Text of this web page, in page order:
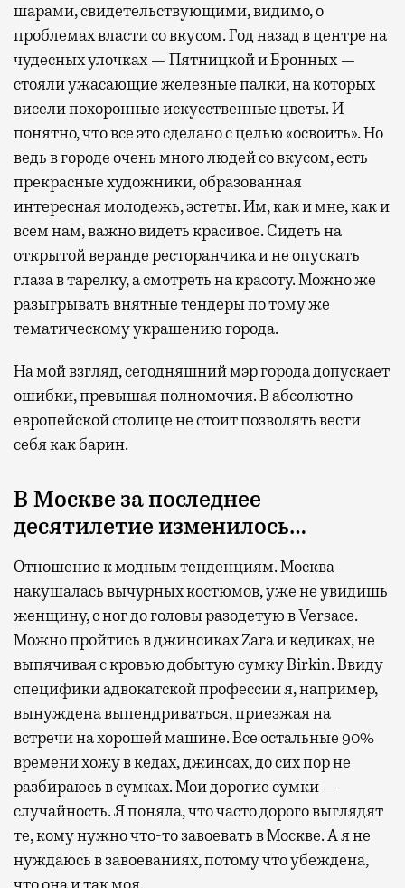
шарами, свидетельствующими, видимо, о
проблемах власти со вкусом. Год назад в центре на
чудесных улочках — Пятницкой и Бронных —
стояли ужасающие железные палки, на которых
висели похоронные искусственные цветы. И
понятно, что все это сделано с целью «освоить». Но
ведь в городе очень много людей со вкусом, есть
прекрасные художники, образованная
интересная молодежь, эстеты. Им, как и мне, как и
всем нам, важно видеть красивое. Сидеть на
открытой веранде ресторанчика и не опускать
глаза в тарелку, а смотреть на красоту. Можно же
разыгрывать внятные тендеры по тому же
тематическому украшению города.
На мой взгляд, сегодняшний мэр города допускает
ошибки, превышая полномочия. В абсолютно
европейской столице не стоит позволять вести
себя как барин.
В Москве за последнее
десятилетие изменилось…
Отношение к модным тенденциям. Москва
накушалась вычурных костюмов, уже не увидишь
женщину, с ног до головы разодетую в Versace.
Можно пройтись в джинсиках Zara и кедиках, не
выпячивая с кровью добытую сумку Birkin. Ввиду
специфики адвокатской профессии я, например,
вынуждена выпендриваться, приезжая на
встречи на хорошей машине. Все остальные 90%
времени хожу в кедах, джинсах, до сих пор не
разбираюсь в сумках. Мои дорогие сумки —
случайность. Я поняла, что часто дорого выглядят
те, кому нужно что-то завоевать в Москве. А я не
нуждаюсь в завоеваниях, потому что убеждена,